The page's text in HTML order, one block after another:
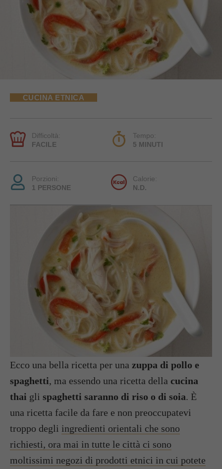
CUCINA ETNICA
Difficoltà:
FACILE
Tempo:
5 MINUTI
Porzioni:
1 PERSONE
Calorie:
N.D.
Ecco una bella ricetta per una zuppa di pollo e
spaghetti, ma essendo una ricetta della cucina
thai gli spaghetti saranno di riso o di soia. È
una ricetta facile da fare e non preoccupatevi
troppo degli ingredienti orientali che sono
richiesti, ora mai in tutte le città ci sono
moltissimi negozi di prodotti etnici in cui potete